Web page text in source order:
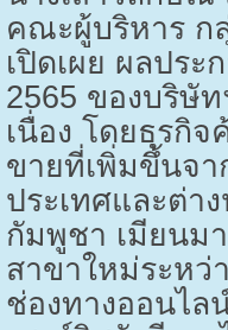
คณะผู้บริหาร ก
เปิดเผย ผลประ
2565 ของบริษัท
เนื่อง โดยธุรกิ
ขายที่เพิ่มขึ้นจา
ประเทศและต่า
กัมพูชา เมียนม
สาขาใหม่ระหว่
ช่องทางออนไล